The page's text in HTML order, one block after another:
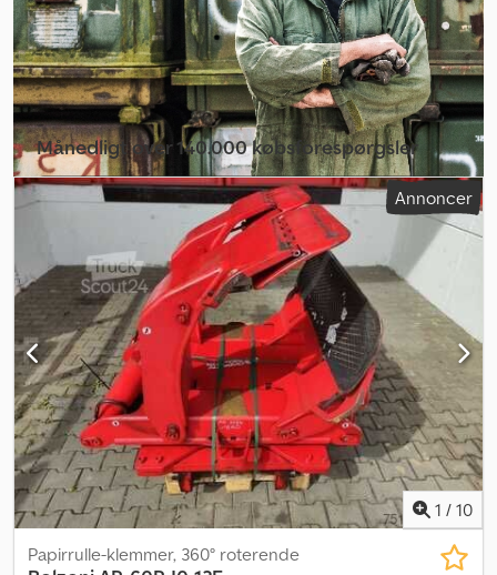
Månedligt over 140.000 købsforespørgsler
Vælg forhandlerpakke Annoncer
1 / 10
Papirrulle-klemmer, 360° roterende